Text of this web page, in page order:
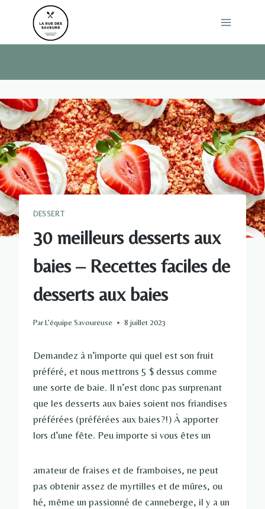
DESSERT
30 meilleurs desserts aux
baies – Recettes faciles de
desserts aux baies
ParL'équipe Savoureuse 8 juillet 2023
Demandez à n’importe qui quel est son fruit
préféré, et nous mettrons 5 $ dessus comme
une sorte de baie. Il n’est donc pas surprenant
que les desserts aux baies soient nos friandises
préférées (préférées aux baies?!) À apporter
lors d’une fête. Peu importe si vous êtes un
amateur de fraises et de framboises, ne peut
pas obtenir assez de myrtilles et de mûres, ou
hé, même un passionné de canneberge, il y a un